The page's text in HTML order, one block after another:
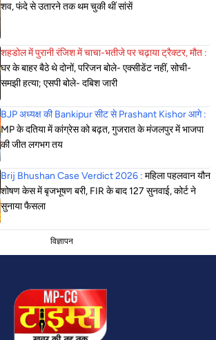
शव, फंदे से उतारने तक थम चुकी थीं सांसें
शहडोल में पुरानी रंजिश में चाचा-भतीजे पर चढ़ाया ट्रैक्टर, मौत :
घर के बाहर बैठे थे दोनों, परिजन बोले- एक्सीडेंट नहीं, सोची-
समझी हत्या; एसपी बोले- दबिश जारी
BJP अध्यक्ष की Bankipur सीट से Prashant Kishor आगे :
MP के दतिया में कांग्रेस को बढ़त, गुजरात के मंजलपुर में भाजपा
की जीत लगभग तय
Brij Bhushan Case Verdict 2026 : महिला पहलवान यौन
शोषण केस में बृजभूषण बरी, FIR के बाद 127 सुनवाई, कोर्ट ने
सुनाया फैसला
विज्ञापन